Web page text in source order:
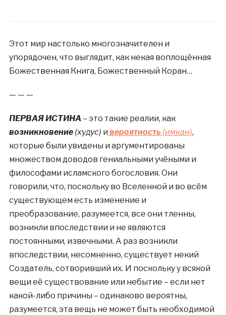
Этот мир настолько многозначителен и
упорядочен, что выглядит, как некая воплощённая
Божественная Книга, Божественный Коран…
— — —
ПЕРВАЯ ИСТИНА– это такие реалии, как
возникновение (худус) и вероятность (имкан),
которые были увидены и аргументированы
множеством доводов гениальными учёными и
философами исламского богословия. Они
говорили, что, поскольку во Вселенной и во всём
существующем есть изменение и
преобразование, разумеется, все они тленны,
возникли впоследствии и не являются
постоянными, извечными. А раз возникли
впоследствии, несомненно, существует некий
Создатель, сотворивший их. И поскольку у всякой
вещи её существование или небытие – если нет
какой-либо причины – одинаково вероятны,
разумеется, эта вещь не может быть необходимой